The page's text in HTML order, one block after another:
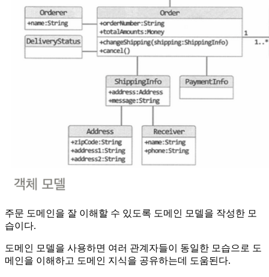
주문 도메인을 잘 이해할 수 있도록 도메인 모델을 작성한 모
습이다.
도메인 모델을 사용하면 여러 관계자들이 동일한 모습으로 도
메인을 이해하고 도메인 지식을 공유하는데 도움된다.